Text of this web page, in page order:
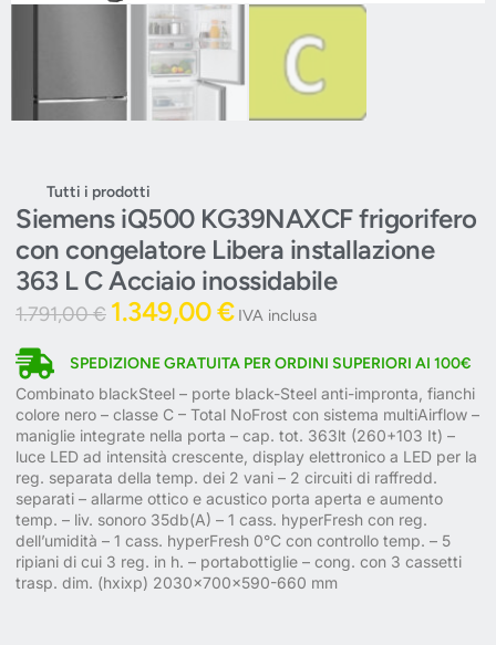
Tutti i prodotti
Siemens iQ500 KG39NAXCF frigorifero
con congelatore Libera installazione
363 L C Acciaio inossidabile
1.791,00€ 1.349,00€ IVA inclusa
SPEDIZIONE GRATUITA PER ORDINI SUPERIORI AI 100€
Combinato blackSteel – porte black-Steel anti-impronta, fianchi
colore nero – classe C – Total NoFrost con sistema multiAirflow –
maniglie integrate nella porta – cap. tot. 363lt (260+103 It) –
luce LED ad intensità crescente, display elettronico a LED per la
reg. separata della temp. dei 2 vani – 2 circuiti di raffredd.
separati – allarme ottico e acustico porta aperta e aumento
temp. – liv. sonoro 35db(A) – 1 cass. hyperFresh con reg.
dell’umidità – 1 cass. hyperFresh 0°C con controllo temp. – 5
ripiani di cui 3 reg. in h. – portabottiglie – cong. con 3 cassetti
trasp. dim. (hxixp) 2030×700×590-660 mm